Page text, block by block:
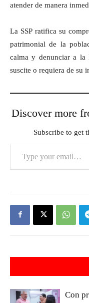
atender de manera
La SSP ratifica su
patrimonial de la
calma y denunciar a la
suscite o requiera de su
Discover more
Subscribe to get
Type your email…
Con